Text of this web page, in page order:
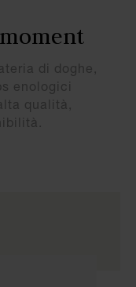
nostre doghe e
settore! La
a favore
di lancio
questo
di doghe,
enologici
qualità,